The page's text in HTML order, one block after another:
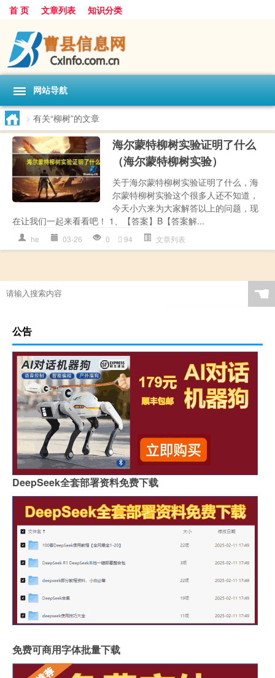
首 页 文章列表 知识分类
网站导航
> 有关“柳树”的文章
海尔蒙特柳树实验证明了什么
（海尔蒙特柳树实验）
关于海尔蒙特柳树实验证明了什么，海
尔蒙特柳树实验这个很多人还不知道，
今天小六来为大家解答以上的问题，现
在让我们一起来看看吧！ 1、【答案】B【答案解...
he 03-26 0 94 文章列表
☚
公告
DeepSeek全套部署资料免费下载
免费可商用字体批量下载